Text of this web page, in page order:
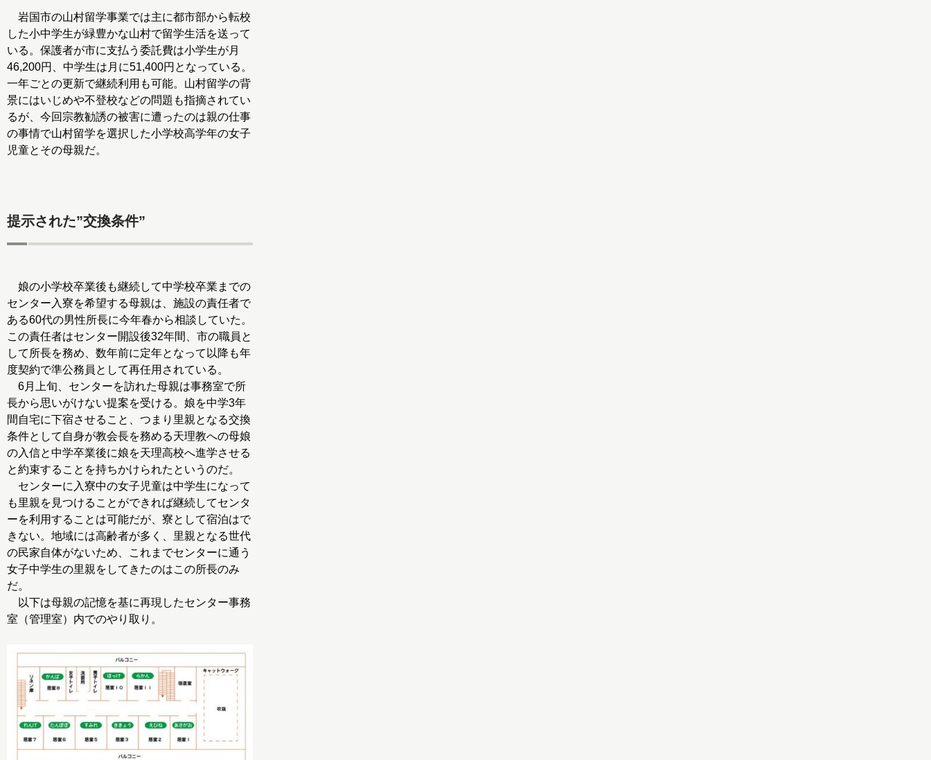
岩国市の山村留学事業では主に都市部から転校
した小中学生が緑豊かな山村で留学生活を送って
いる。保護者が市に支払う委託費は小学生が月
46,200円、中学生は月に51,400円となっている。
一年ごとの更新で継続利用も可能。山村留学の背
景にはいじめや不登校などの問題も指摘されてい
るが、今回宗教勧誘の被害に遭ったのは親の仕事
の事情で山村留学を選択した小学校高学年の女子
児童とその母親だ。
提示された”交換条件”
娘の小学校卒業後も継続して中学校卒業までの
センター入寮を希望する母親は、施設の責任者で
ある60代の男性所長に今年春から相談していた。
この責任者はセンター開設後32年間、市の職員と
して所長を務め、数年前に定年となって以降も年
度契約で準公務員として再任用されている。
6月上旬、センターを訪れた母親は事務室で所
長から思いがけない提案を受ける。娘を中学3年
間自宅に下宿させること、つまり里親となる交換
条件として自身が教会長を務める天理教への母娘
の入信と中学卒業後に娘を天理高校へ進学させる
と約束することを持ちかけられたというのだ。
センターに入寮中の女子児童は中学生になって
も里親を見つけることができれば継続してセンタ
ーを利用することは可能だが、寮として宿泊はで
きない。地域には高齢者が多く、里親となる世代
の民家自体がないため、これまでセンターに通う
女子中学生の里親をしてきたのはこの所長のみ
だ。
以下は母親の記憶を基に再現したセンター事務
室（管理室）内でのやり取り。